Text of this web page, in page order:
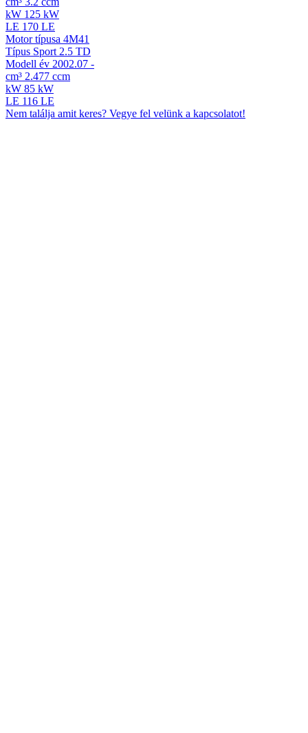
kW 125 kW
LE 170 LE
Motor típusa 4M41
Típus Sport 2.5 TD
Modell év 2002.07 -
cm³ 2.477 ccm
kW 85 kW
LE 116 LE
Nem találja amit keres? Vegye fel velünk a kapcsolatot!